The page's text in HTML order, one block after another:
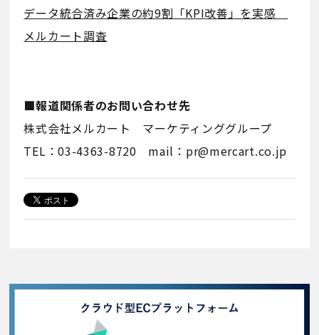
データ統合済み企業の約9割「KPI改善」を実感
メルカート調査
■報道関係者のお問い合わせ先
株式会社メルカート マーケティンググループ
TEL：03-4363-8720 mail：pr@mercart.co.jp